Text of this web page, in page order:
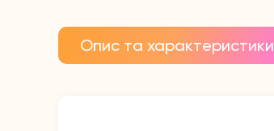
Опис та характеристики